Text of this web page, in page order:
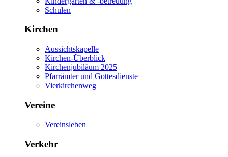
Schulen
Kirchen
Aussichtskapelle
Kirchen-Überblick
Kirchenjubiläum 2025
Pfarrämter und Gottesdienste
Vierkirchenweg
Vereine
Vereinsleben
Verkehr